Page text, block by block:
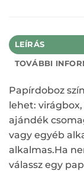
LEÍRÁS
TOVÁBBI
Papírdoboz
lehet:
ajándék
vagy egyéb
alkalmas.Ha
válassz egy